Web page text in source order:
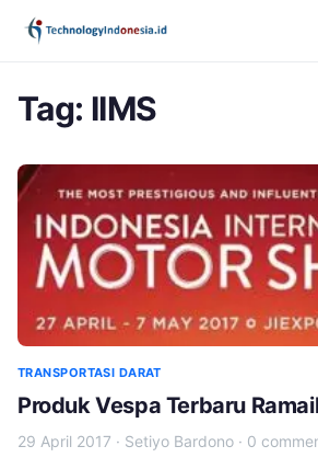
Tag: IIMS
TRANSPORTASI DARAT
Produk Vespa Terbaru
29 April 2017 · Setiyo Bardono · 0